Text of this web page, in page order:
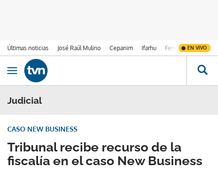
Últimas noticias José Raúl Mulino Cepanim Ifarhu Fenómeno de El
EN VIVO
Ir al contenido
Obrir navegació
Judicial
Tribunal recibe recurso de la
fiscalía en el caso New Business
CASO NEW BUSINESS